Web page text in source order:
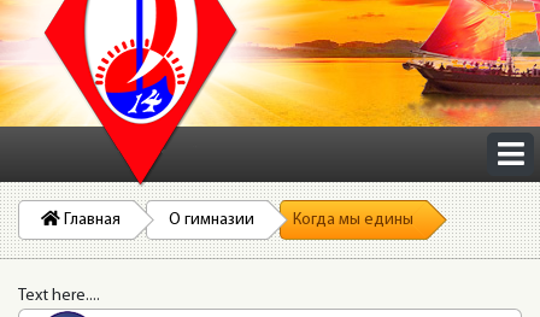
Главная О гимназии Когда мы едины
Text here....